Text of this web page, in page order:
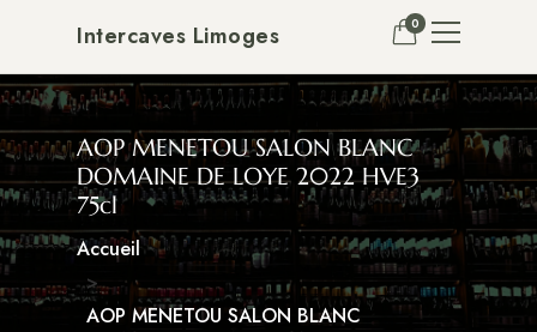
Intercaves Limoges 0
AOP MENETOU SALON BLANC
DOMAINE DE LOYE 2022 HVE3
75cl
Accueil
AOP MENETOU SALON BLANC